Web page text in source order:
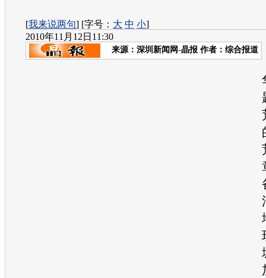
[我来说两句] [字号： 大 中 小]
2010年11月12日11:30
来源： 深圳新闻网-晶报 作者：综合报道